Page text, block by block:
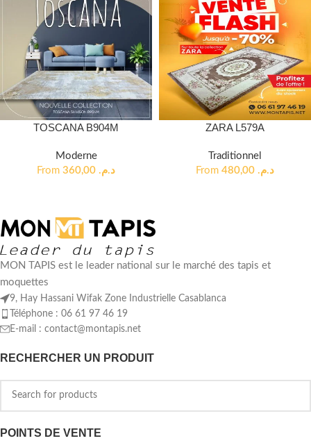
TOSCANA B904M
Moderne
From
د.م.
ZARA L579A
Traditionnel
From
د.م.
MON TAPIS est le leader national sur le marché des tapis et
moquettes
9, Hay Hassani Wifak Zone Industrielle Casablanca
Téléphone : 06 61 97 46 19
E-mail : contact@montapis.net
RECHERCHER UN PRODUIT
POINTS DE VENTE